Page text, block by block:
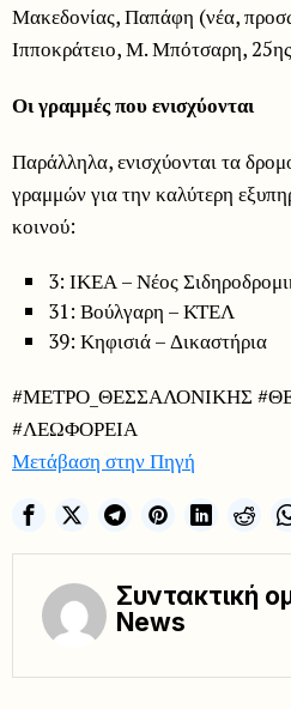
Μακεδονίας, Παπάφη (νέα,
Ιπποκράτειο, Μ. Μπότσαρη,
Οι γραμμές που ενισχύονται
Παράλληλα, ενισχύονται τα
γραμμών για την καλύτερη
κοινού:
3: ΙΚΕΑ – Νέος
31: Βούλγαρη – ΚΤΕΛ
39: Κηφισιά – Δικαστήρια
#ΜΕΤΡΟ_ΘΕΣΣΑΛΟΝΙΚΗΣ
#ΛΕΩΦΟΡΕΙΑ
Μετάβαση στην Πηγή
Συντακτική
News